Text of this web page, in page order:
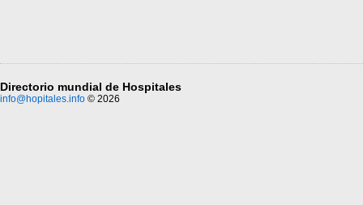
Directorio mundial de Hospitales
info@hopitales.info © 2026